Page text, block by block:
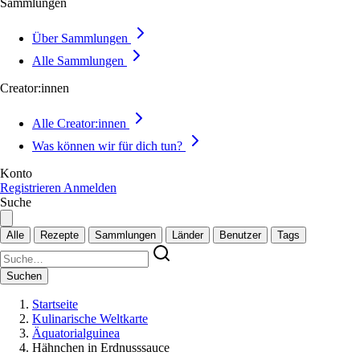
Sammlungen
Über Sammlungen
Alle Sammlungen
Creator:innen
Alle Creator:innen
Was können wir für dich tun?
Konto
Registrieren Anmelden
Suche
Alle Rezepte Sammlungen Länder Benutzer Tags
Suchen
Startseite
Kulinarische Weltkarte
Äquatorialguinea
Hähnchen in Erdnusssauce